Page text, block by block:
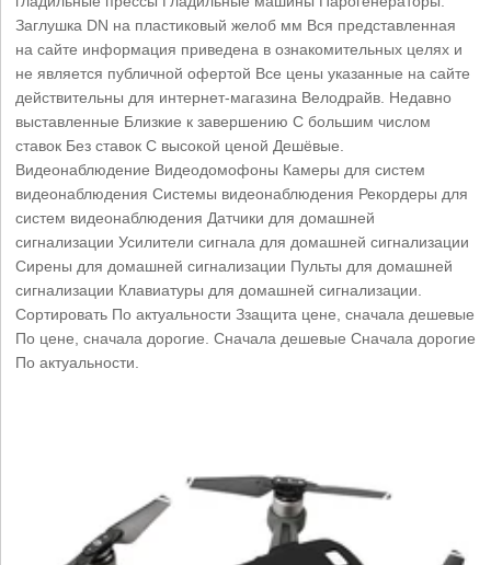
Заглушка DN на пластиковый желоб мм Вся представленная
на сайте информация приведена в ознакомительных целях и
не является публичной офертой Все цены указанные на сайте
действительны для интернет-магазина Велодрайв. Недавно
выставленные Близкие к завершению C большим числом
ставок Без ставок С высокой ценой Дешёвые.
Видеонаблюдение Видеодомофоны Камеры для систем
видеонаблюдения Системы видеонаблюдения Рекордеры для
систем видеонаблюдения Датчики для домашней
сигнализации Усилители сигнала для домашней сигнализации
Сирены для домашней сигнализации Пульты для домашней
сигнализации Клавиатуры для домашней сигнализации.
Сортировать По актуальности Ззащита цене, сначала дешевые
По цене, сначала дорогие. Сначала дешевые Сначала дорогие
По актуальности.